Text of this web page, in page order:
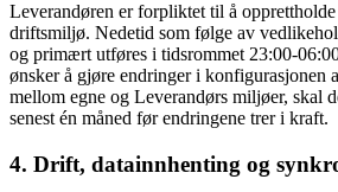
Leverandøren er forpliktet til å
driftsmiljø. Nedetid som følge av
og primært utføres i tidsrommet 23:00-
ønsker å gjøre endringer i konfigurasjonen
mellom egne og Leverandørs miljøer, skal
senest én måned før endringene trer i kraft.
4. Drift, datainnhenting og